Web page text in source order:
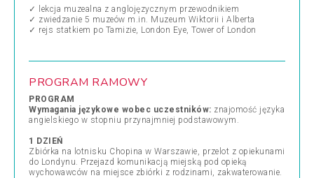
✓ lekcja muzealna z anglojęzycznym przewodnikiem
✓ zwiedzanie 5 muzeów m.in. Muzeum Wiktorii i Alberta
✓ rejs statkiem po Tamizie, London Eye, Tower of London
PROGRAM RAMOWY
PROGRAM
Wymagania językowe wobec uczestników: znajomość języka
angielskiego w stopniu przynajmniej podstawowym.
1 DZIEŃ
Zbiórka na lotnisku Chopina w Warszawie, przelot z opiekunami
do Londynu. Przejazd komunikacją miejską pod opieką
wychowawców na miejsce zbiórki z rodzinami, zakwaterowanie.